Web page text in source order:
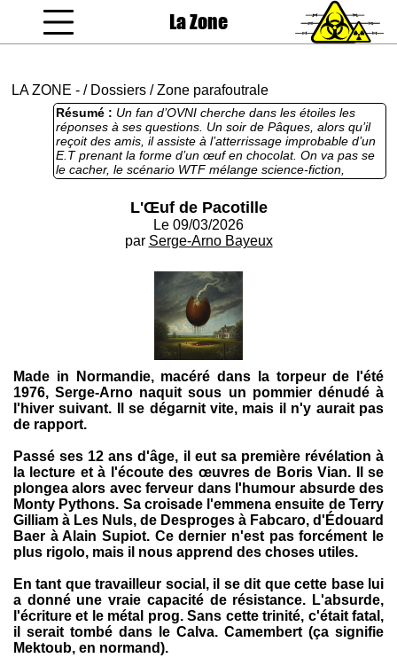
La Zone
LA ZONE - / Dossiers /Zone parafoutrale
Résumé : Un fan d’OVNI cherche dans les étoiles les
réponses à ses questions. Un soir de Pâques, alors qu’il
reçoit des amis, il assiste à l’atterrissage improbable d’un
E.T prenant la forme d’un œuf en chocolat. On va pas se
le cacher, le scénario WTF mélange science-fiction,
fantastique et comédie absurde dans un véritable chaos
transition très claire. Mais bon, le côté créatif et surréaliste
fait aussi son charme. Un ovni sur la zone.
L'Œuf de Pacotille
Le 09/03/2026
par Serge-Arno Bayeux
Made in Normandie, macéré dans la torpeur de l'été
1976, Serge-Arno naquit sous un pommier dénudé à
l'hiver suivant. Il se dégarnit vite, mais il n'y aurait pas
de rapport.
Passé ses 12 ans d'âge, il eut sa première révélation à
la lecture et à l'écoute des œuvres de Boris Vian. Il se
plongea alors avec ferveur dans l'humour absurde des
Monty Pythons. Sa croisade l'emmena ensuite de Terry
Gilliam à Les Nuls, de Desproges à Fabcaro, d'Édouard
Baer à Alain Supiot. Ce dernier n'est pas forcément le
plus rigolo, mais il nous apprend des choses utiles.
En tant que travailleur social, il se dit que cette base lui
a donné une vraie capacité de résistance. L'absurde,
l'écriture et le métal prog. Sans cette trinité, c'était fatal,
il serait tombé dans le Calva. Camembert (ça signifie
Mektoub, en normand).